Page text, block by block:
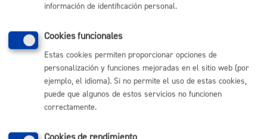
Comunícate con el Ayuntamiento de Donostia / San
Sebastián
(gratuito desde Donostia / San Sebastián)
(+34) 943 481 000
Buzón de la ciudadanía
Informar de un error en la web
información de identificación personal.
Cookies funcionales
Estas cookies permiten proporcionar opciones de
personalización y funciones mejoradas en el sitio web (por
ejemplo, el idioma). Si no permite el uso de estas cookies,
puede que algunos de estos servicios no funcionen
correctamente.